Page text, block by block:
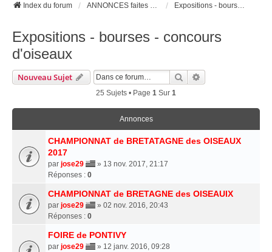
Index du forum
Expositions - bourses - concours
d'oiseaux
Nouveau Sujet Rechercher
25 Sujets • Page 1 Sur 1
Annonces
CHAMPIONNAT de BRETATAGNE des OISEAUX
2017
par jose29
» 13 nov. 2017, 21:17
Réponses : 0
CHAMPIONNAT de BRETAGNE des OISEAUIX
par jose29
» 02 nov. 2016, 20:43
Réponses : 0
FOIRE de PONTIVY
par jose29
» 12 janv. 2016, 09:28